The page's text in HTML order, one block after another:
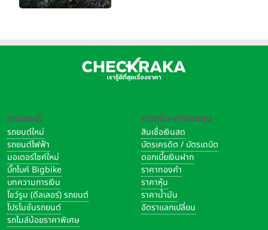
ยานยนต์
รถยนต์ใหม่
รถยนต์ไฟฟ้า
มอเตอร์ไซค์ใหม่
บิ๊กไบค์ Bigbike
บทความการเงิน
โชว์รูม (ดีลเลอร์) รถยนต์
โปรโมชั่นรถยนต์
รถไมล์น้อยราคาพิเศษ
การเงิน-การลงทุน
สินเชื่อเงินสด
บัตรเครดิต / บัตรเดบิต
ดอกเบี้ยเงินฝาก
ราคาทองคำ
ราคาหุ้น
ราคาน้ำมัน
อัตราแลกเปลี่ยน